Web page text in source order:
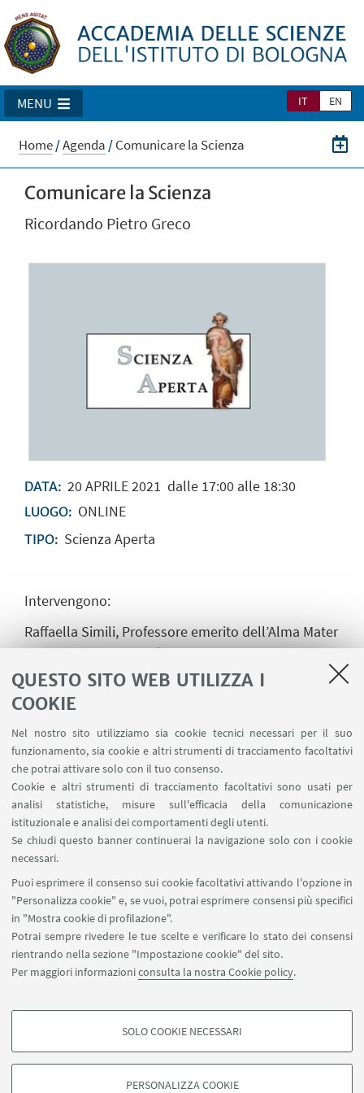
QUESTO SITO WEB UTILIZZA I
COOKIE
Nel nostro sito utilizziamo sia cookie tecnici necessari per il suo
funzionamento, sia cookie e altri strumenti di tracciamento facoltativi
che potrai attivare solo con il tuo consenso.
Cookie e altri strumenti di tracciamento facoltativi sono usati per
analisi statistiche, misure sull'efficacia della comunicazione
istituzionale e analisi dei comportamenti degli utenti.
Se chiudi questo banner continuerai la navigazione solo con i cookie
necessari.
Puoi esprimere il consenso sui cookie facoltativi attivando l'opzione in
"Personalizza cookie" e, se vuoi, potrai esprimere consensi più specifici
in "Mostra cookie di profilazione".
Potrai sempre rivedere le tue scelte e verificare lo stato dei consensi
rientrando nella sezione "Impostazione cookie" del sito.
Per maggiori informazioniconsulta la nostra Cookie policy.
COOKIE DI PROFILAZIONE - FACOLTATIVI
SOLO COOKIE NECESSARI
PERSONALIZZA COOKIE
IT EN
MENU
Home/Agenda /Comunicare la Scienza
Comunicare la Scienza
Ricordando Pietro Greco
DATA: 20APRILE2021 dalle 17:00 alle 18:30
LUOGO: ONLINE
TIPO: Scienza Aperta
Intervengono:
Raffaella Simili, Professore emerito dell’Alma Mater
Studiorum - Università di Bologna
Daniela Minerva, Giornalista, responsabile della
pagina Medicina e Salute de l’Espresso
Giovanni Paoloni,Professore ordinario
dell’Università di Roma La Sapienza
Angelo Guerraggio ,Professore ordinario
dell’Università dell’Insubria di Varese e Professore
dell’Università Bocconi di Milano
Seguici su: